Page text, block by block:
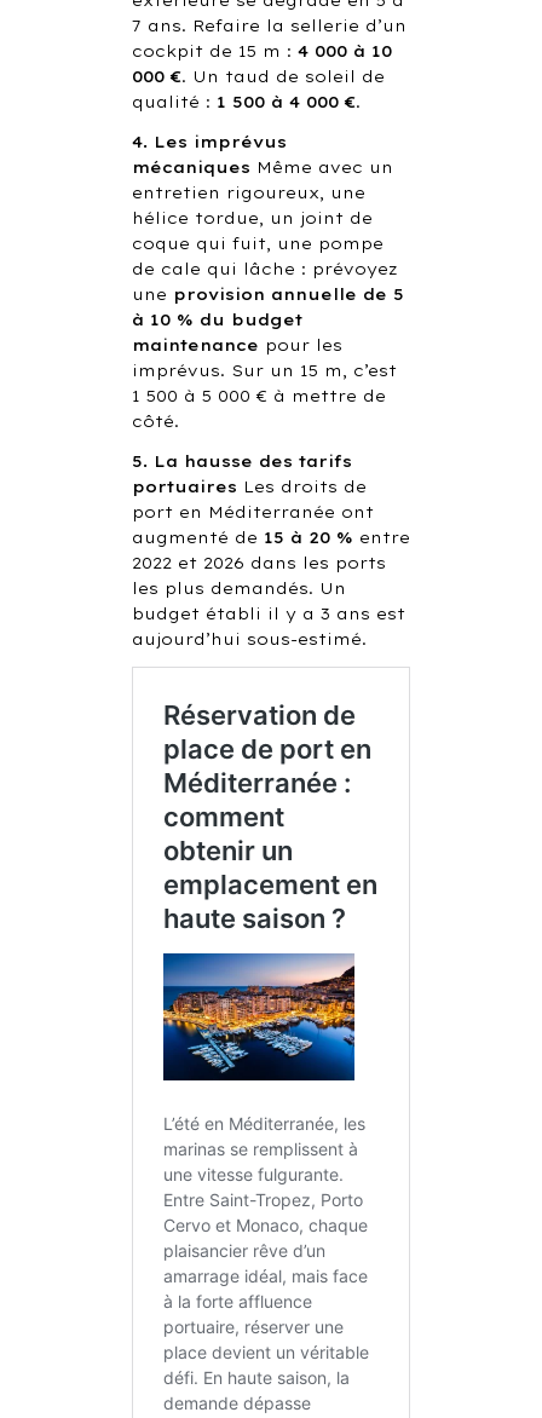
7 ans. Refaire la sellerie d’un
cockpit de 15 m : 4 000 à 10
000 €. Un taud de soleil de
qualité : 1 500 à 4 000 €.
4. Les imprévus
mécaniques Même avec un
entretien rigoureux, une
hélice tordue, un joint de
coque qui fuit, une pompe
de cale qui lâche : prévoyez
une provision annuelle de 5
à 10 % du budget
maintenance pour les
imprévus. Sur un 15 m, c’est
1 500 à 5 000 € à mettre de
côté.
5. La hausse des tarifs
portuaires Les droits de
port en Méditerranée ont
augmenté de 15 à 20 % entre
2022 et 2026 dans les ports
les plus demandés. Un
budget établi il y a 3 ans est
aujourd’hui sous-estimé.